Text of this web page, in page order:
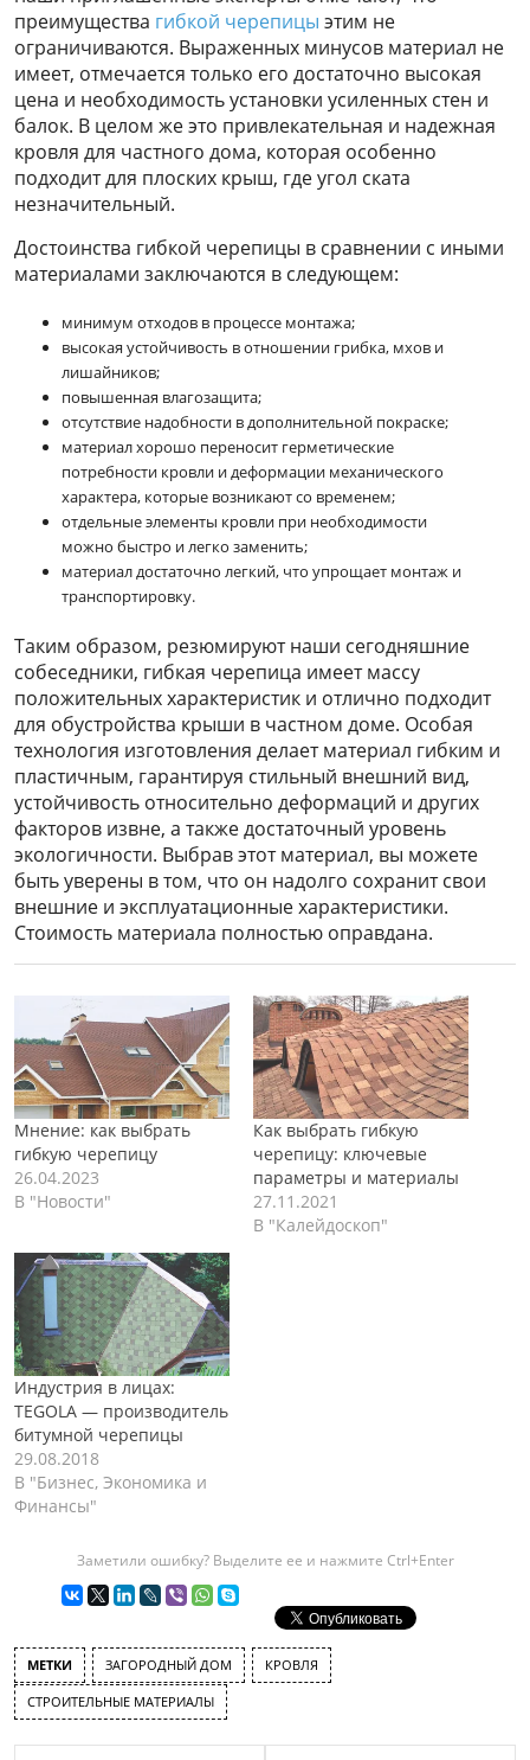
преимущества гибкой черепицы этим не
ограничиваются. Выраженных минусов материал не
имеет, отмечается только его достаточно высокая
цена и необходимость установки усиленных стен и
балок. В целом же это привлекательная и надежная
кровля для частного дома, которая особенно
подходит для плоских крыш, где угол ската
незначительный.
Достоинства гибкой черепицы в сравнении с иными
материалами заключаются в следующем:
минимум отходов в процессе монтажа;
высокая устойчивость в отношении грибка, мхов и
лишайников;
повышенная влагозащита;
отсутствие надобности в дополнительной покраске;
материал хорошо переносит герметические
потребности кровли и деформации механического
характера, которые возникают со временем;
отдельные элементы кровли при необходимости
можно быстро и легко заменить;
материал достаточно легкий, что упрощает монтаж и
транспортировку.
Таким образом, резюмируют наши сегодняшние
собеседники, гибкая черепица имеет массу
положительных характеристик и отлично подходит
для обустройства крыши в частном доме. Особая
технология изготовления делает материал гибким и
пластичным, гарантируя стильный внешний вид,
устойчивость относительно деформаций и других
факторов извне, а также достаточный уровень
экологичности. Выбрав этот материал, вы можете
быть уверены в том, что он надолго сохранит свои
внешние и эксплуатационные характеристики.
Стоимость материала полностью оправдана.
Мнение: как выбрать
гибкую черепицу
26.04.2023
В "Новости"
Как выбрать гибкую
черепицу: ключевые
параметры и материалы
27.11.2021
В "Калейдоскоп"
Индустрия в лицах:
TEGOLA — производитель
битумной черепицы
29.08.2018
В "Бизнес, Экономика и
Финансы"
Заметили ошибку? Выделите ее и нажмите Ctrl+Enter
МЕТКИ ЗАГОРОДНЫЙ ДОМ КРОВЛЯ
СТРОИТЕЛЬНЫЕ МАТЕРИАЛЫ